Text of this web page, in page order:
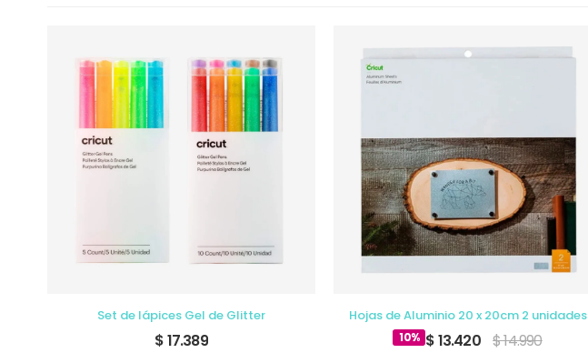
Set de lápices Gel de Glitter
$ 17.389
Hojas de Aluminio 20 x 20cm 2 unidades
10% $ 13.420 $ 14.990